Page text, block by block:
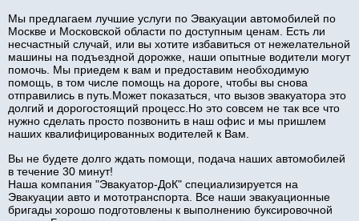
Мы предлагаем лучшие услуги по Эвакуации автомобилей по
Москве и Московской области по доступным ценам. Есть ли
несчастный случай, или вы хотите избавиться от нежелательной
машины на подъездной дорожке, наши опытные водители могут
помочь. Мы приедем к вам и предоставим необходимую
помощь, в том числе помощь на дороге, чтобы вы снова
отправились в путь.Может показаться, что вызов эвакуатора это
долгий и дорогостоящий процесс.Но это совсем не так все что
нужно сделать просто позвонить в наш офис и мы пришлем
наших квалифицированных водителей к Вам.
Вы не будете долго ждать помощи, подача наших автомобилей
в течение 30 минут!
Наша компания "Эвакуатор-ДоК" специализируется на
Эвакуации авто и мототранспорта. Все наши эвакуационные
бригады хорошо подготовлены к выполнению буксировочной